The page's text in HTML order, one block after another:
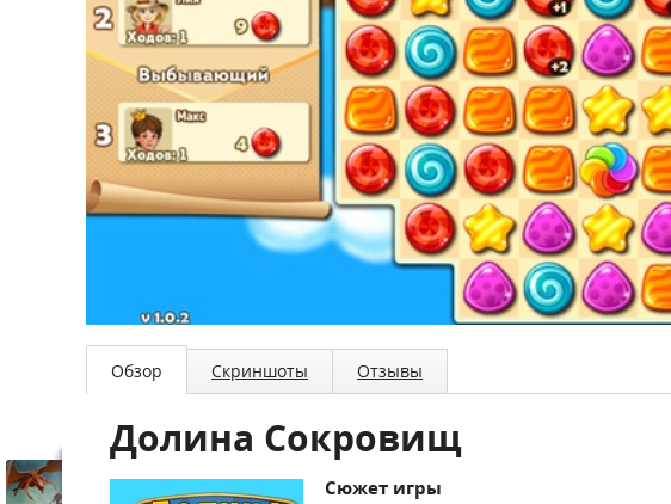
Обзор Скриншоты Отзывы
Долина Сокровищ
Сюжет игры